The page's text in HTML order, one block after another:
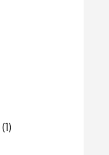
(1)